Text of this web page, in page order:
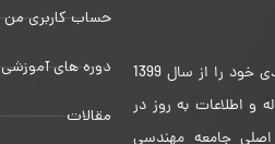
آکادمی آموزشی مهندس سعید شریفی فعالیت جدی خود را از سال 1399
و با بهره گیری از دانش ، تجربه 13 ساله و اطلاعات به روز در
اصلی جامعه مهندسی
حساب کاربری من
دوره های آموزشی
مقالات